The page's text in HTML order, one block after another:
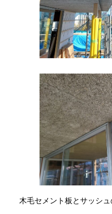
木毛セメント板とサッシ